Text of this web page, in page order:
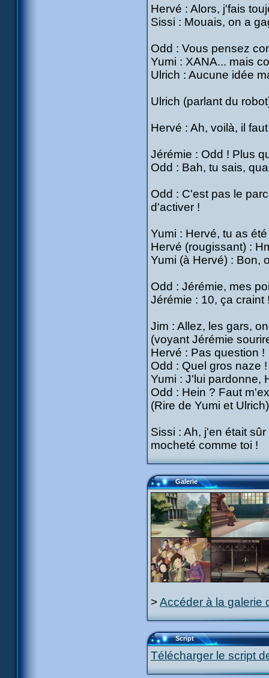
Hervé : Alors, j'fais
Sissi : Mouais, on a
Odd : Vous pensez
Yumi : XANA... mais
Ulrich : Aucune idée
Ulrich (parlant du
Hervé : Ah, voilà, il
Jérémie : Odd ! Plus
Odd : Bah, tu sais,
Odd : C'est pas le
d'activer !
Yumi : Hervé, tu as
Hervé (rougissant) :
Yumi (à Hervé) : Bon,
Odd : Jérémie, mes
Jérémie : 10, ça craint
Jim : Allez, les gars,
(voyant Jérémie
Hervé : Pas question !
Odd : Quel gros naze !
Yumi : J'lui pardonne,
Odd : Hein ? Faut
(Rire de Yumi et Ulrich)
Sissi : Ah, j'en était
mocheté comme toi !
Galerie
>Accéder à la galerie
Script
Télécharger le script